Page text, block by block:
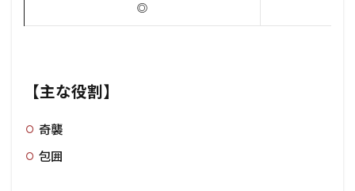
◎
【主な役割】
奇襲
包囲